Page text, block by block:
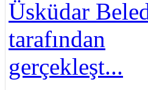
Üsküdar
tarafından
gerçekleşt...